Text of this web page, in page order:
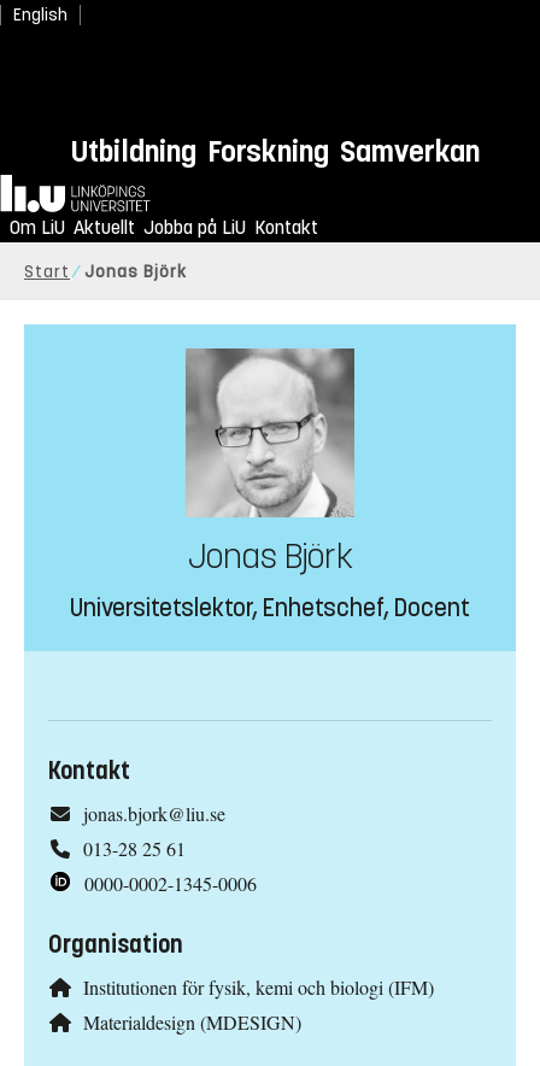
English
Utbildning Forskning Samverkan
Hem
Om LiU Aktuellt Jobba på LiU Kontakt
Start Jonas Björk
Jonas Björk
Universitetslektor, Enhetschef, Docent
Kontakt
jonas.bjork@liu.se
013-28 25 61
0000-0002-1345-0006
Organisation
Institutionen för fysik, kemi och biologi (IFM)
Materialdesign (MDESIGN)